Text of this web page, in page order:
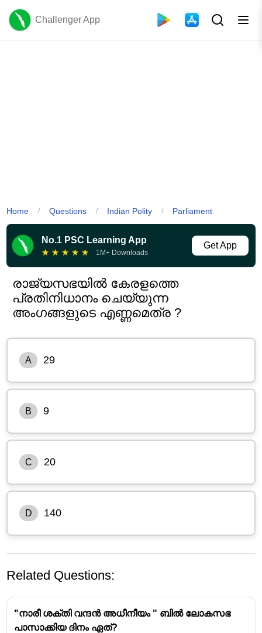
Challenger App
Home / Questions / Indian Polity / Parliament
No.1 PSC Learning App
★ ★ ★ ★ ★ 1M+ Downloads
Get App
രാജ്യസഭയിൽ കേരളത്തെ
പ്രതിനിധാനം ചെയ്യുന്ന
അംഗങ്ങളുടെ എണ്ണമെത്ര ?
A 29
B 9
C 20
D 140
Related Questions:
"നാരീ ശക്തി വന്ദൻ അധീനീയം " ബിൽ ലോകസഭ
പാസാക്കിയ ദിനം ഏത്?